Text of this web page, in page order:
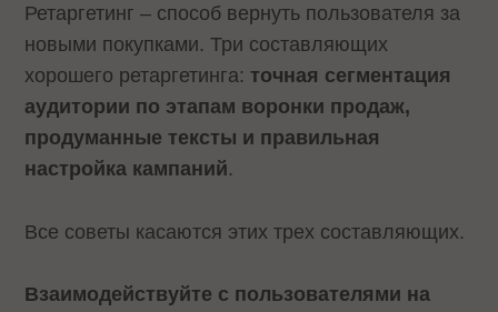
Ретаргетинг – способ вернуть пользователя за
новыми покупками. Три составляющих
хорошего ретаргетинга:точная сегментация
аудитории по этапам воронки продаж,
продуманные тексты и правильная
настройка кампаний.
Все советы касаются этих трех составляющих.
Взаимодействуйте с пользователями на